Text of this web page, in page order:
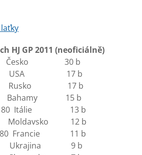
HJ GP 2011 (neoficiálně)
84 Česko 30 b
84 USA 17 b
82 Rusko 17 b
Bahamy 15 b
80 Itálie 13 b
Moldavsko 12 b
80 Francie 11 b
79 Ukrajina 9 b